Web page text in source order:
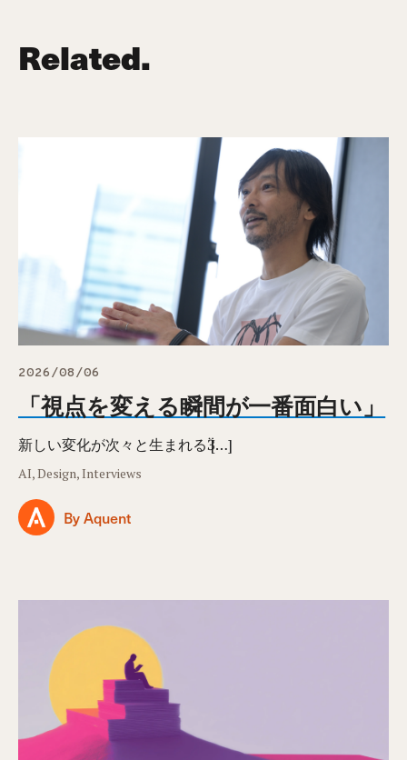
Related.
2026/08/06
「視点を変える瞬間が一番面白い」
新しい変化が次々と生まれるӞ […]
AI, Design, Interviews
By Aquent